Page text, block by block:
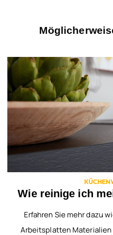
Wie reinige ich
Erfahren Sie mehr dazu
Arbeitsplatten